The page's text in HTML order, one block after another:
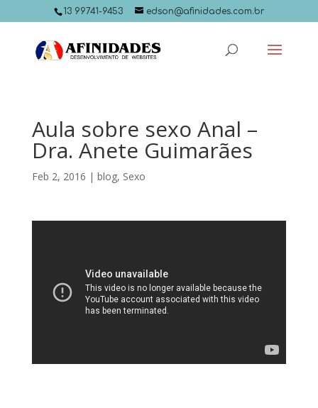
13 99741-9453 edson@afinidades.com.br
Aula sobre sexo Anal –
Dra. Anete Guimarães
Feb 2, 2016 | blog, Sexo